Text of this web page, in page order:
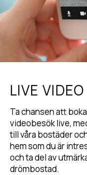
LIVE VIDEO
Ta chansen att
videobesök live,
till våra bostäder
hem som du är
och ta del av
drömbostad.